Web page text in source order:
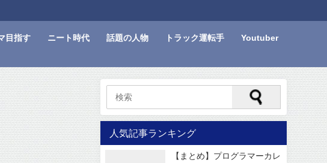
目指す ニート時代 話題の人物 トラック運転手 Youtuber
人気記事ランキング
【まとめ】プログラマーカレ